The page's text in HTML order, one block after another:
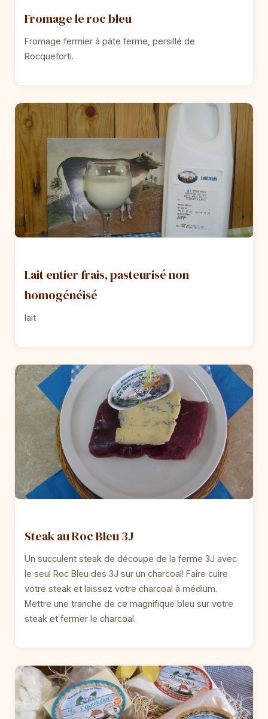
Fromage le roc bleu
Fromage fermier à pâte ferme, persillé de
Rocqueforti.
Lait entier frais, pasteurisé non
homogénéisé
lait
Steak au Roc Bleu 3J
Un succulent steak de découpe de la ferme 3J avec
le seul Roc Bleu des 3J sur un charcoal! Faire cuire
votre steak et laissez votre charcoal à médium.
Mettre une tranche de ce magnifique bleu sur votre
steak et fermer le charcoal.